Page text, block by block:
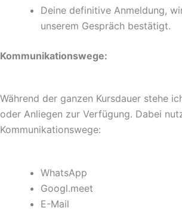
Deine definitive Anmeldung,
unserem Gespräch bestätigt.
Kommunikationswege:
Während der ganzen Kursdauer stehe
oder Anliegen zur Verfügung. Dabei
Kommunikationswege:
WhatsApp
Googl.meet
E-Mail